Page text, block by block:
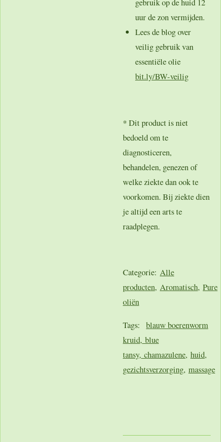
gebruik op de huid 12
uur de zon vermijden.
Lees de blog over
veilig gebruik van
essentiële olie
bit.ly/BW-veilig
* Dit product is niet
bedoeld om te
diagnosticeren,
behandelen, genezen of
welke ziekte dan ook te
voorkomen. Bij ziekte dien
je altijd een arts te
raadplegen.
Categorie: Alle
producten, Aromatisch, Pure
oliën
Tags:
blauw boerenworm
kruid, blue
tansy, chamazulene, huid,
gezichtsverzorging, massage